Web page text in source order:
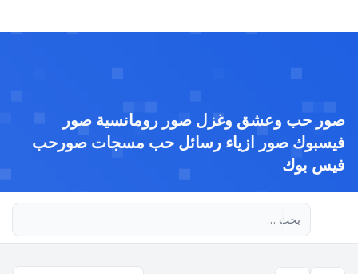
صور حب وعشق وغزل صور رومانسية صور
فيسبوك صور ازياء رسائل حب مسجات صورحب
فيس بوك